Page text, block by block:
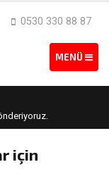
0530 330 88 87
için